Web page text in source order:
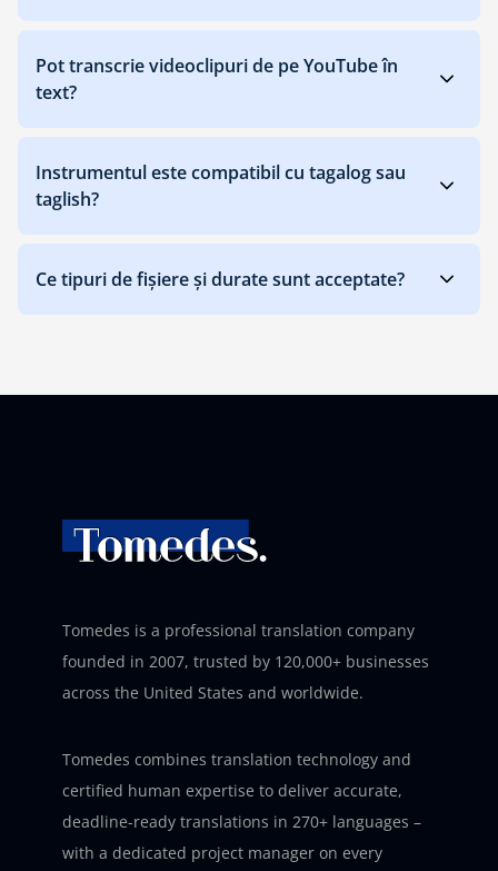
Pot transcrie videoclipuri de pe YouTube în
text?
Instrumentul este compatibil cu tagalog sau
taglish?
Ce tipuri de fișiere și durate sunt acceptate?
Tomedes is a professional translation company
founded in 2007, trusted by 120,000+ businesses
across the United States and worldwide.
Tomedes combines translation technology and
certified human expertise to deliver accurate,
deadline-ready translations in 270+ languages –
with a dedicated project manager on every